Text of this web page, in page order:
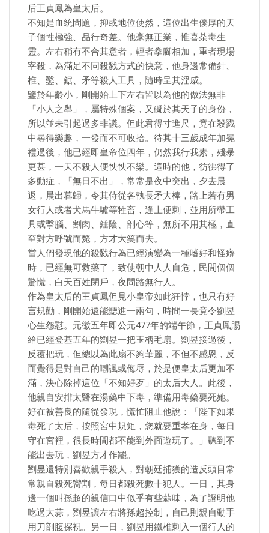
后王貞鳳為皇太后。
不知是血統問題，抑或地位使然，這位出生優厚的天
子個性極強、品行奇差。他毫無正業，惟喜荼毒生
靈。左右稍有不合其意者，輕者拳腳相加，重者現場
宰殺，為滿足不同殺戮方式的快意，他身邊常備針、
椎、鑿、鋸、矛等殺人工具，隨時呈其淫威。
鑒於年齡小，剛開始上下左右皆以為他的做法無非
「小人之舉」，屬特殊個案，又礙於其天子的身份，
所以並未引起過多非議。但此君得寸進尺，竟在殺戮
中尋得樂趣，一發而不可收拾。待其十三歲成年加冕
禮過後，他已經即皇帝位四年，仍然我行我素，殘暴
更甚，一天不殺人便怏怏不樂。這時的他，彷彿得了
多動症，「無日不出」，常常是夜中突出，夕去晨
返，晨出暮歸，令其侍從各執長矛大棒，路上若有男
女行人或者犬馬牛驢等牲畜，逢上便刺，並用所帶工
具或擊腦、割肉、錘陰、剖心等，無所不用其極，直
至對方呼號而斃，方才大笑而去。
當人們發現他的殺戮行為已經演變為一種嗜好和怪癖
時，已經無可救藥了，致使朝中人人自危，民間個個
驚慌，白天百姓閉戶，夜間路無行人。
作為皇太后的王貞鳳但見小皇帝如此狂悖，也只有好
言規勸，剛開始還能聽進一兩句，時間一長竟令劉昱
心生怨懟。元徽五年即公元477年的端午節，王貞鳳賜
給已經登基五年的劉昱一把玉柄毛扇。劉昱接過後，
反覆把玩，但總以為此扇不夠華麗，不但不感恩，反
而覺得是對自己的嘲諷或侮辱，於是便皇太后更加不
滿，決心除掉這位「不知好歹」的太后大人。此後，
他親自安排太醫在湯藥中下毒，準備用毒藥要死她。
好在被善良的隨從發現，慌忙阻止他說：「陛下如果
毒死了太后，按照宮中規矩，您就要重孝在身，每日
守在宮裡，很長時間都不能到外面遊玩了。」聽到不
能出去玩，劉昱方才作罷。
劉昱還特別喜歡親手殺人，對朝廷捕獲的造反頭目常
常親自殺死臠割，每日都殺死數十犯人。一日，其身
邊一個叫孫超的親信口中似乎有些蒜味，為了證明他
吃過大蒜，劉昱讓左右將孫超控制，自己則親自動手
用刀剖腹探視。另一日，劉昱用鐵椎刺入一個行人的